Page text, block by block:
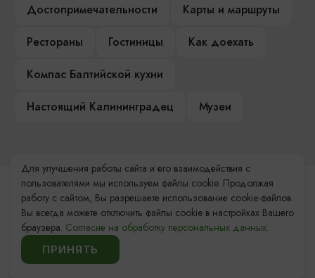
Достопримечательности
Карты и маршруты
Рестораны
Гостиницы
Как доехать
Компас Балтийской кухни
Настоящий Калининградец
Музеи
Контакты Туристского
информационного центра
+7 (4012) 555-200
Для улучшения работы сайта и его взаимодействия с
пользователями мы используем файлы cookie. Продолжая
работу с сайтом, Вы разрешаете использование cookie-файлов.
Вы всегда можете отключить файлы cookie в настройках Вашего
браузера. Согласие на обработку персональных данных.
ПРИНЯТЬ